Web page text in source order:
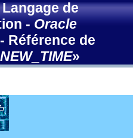
Langage de
-Oracle
- Référence de
NEW_TIME»